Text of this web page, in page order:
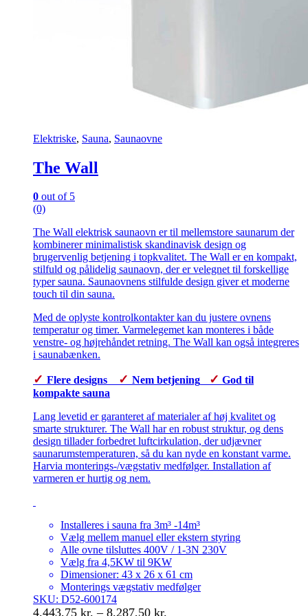
Elektriske, Sauna, Saunaovne
The Wall
0 out of 5
(0)
The Wall elektrisk saunaovn er til mellemstore saunarum der
kombinerer minimalistisk skandinavisk design og
brugervenlig betjening i topkvalitet. The Wall er en kompakt,
stilfuld og pålidelig saunaovn, der er velegnet til forskellige
typer sauna. Saunaovnens stilfulde design giver et moderne
touch til din sauna.
Med de oplyste kontrolkontakter kan du justere ovnens
temperatur og timer. Varmelegemet kan monteres i både
venstre- og højrehåndet retning. The Wall kan også integreres
i saunabænken.
✓ Flere designs ✓ Nem betjening ✓ God til
kompakte sauna
Lang levetid er garanteret af materialer af høj kvalitet og
smarte strukturer. The Wall har en robust struktur, og dens
design tillader forbedret luftcirkulation, der udjævner
saunarumstemperaturen, så du kan nyde en konstant varme.
Harvia monterings-/vægstativ medfølger. Installation af
varmeren er hurtig og nem.
Installeres i sauna fra 3m³ -14m³
Vælg mellem manuel eller ekstern styring
Alle ovne tilsluttes 400V / 1-3N 230V
Vælg fra 4,5KW til 9KW
Dimensioner: 43 x 26 x 61 cm
Monterings vægstativ medfølger
SKU: D52-600174
4.443,75 kr. – 8.287,50 kr.